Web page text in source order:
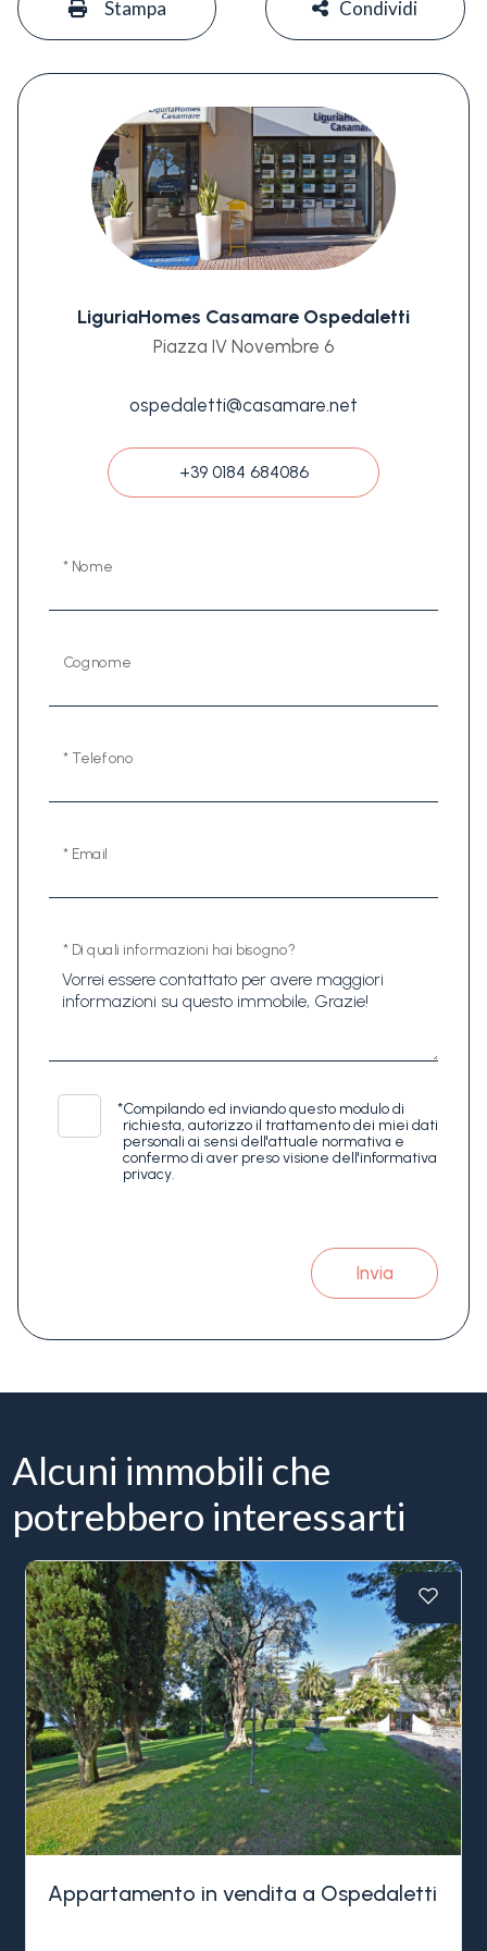
Stampa Condividi
LiguriaHomes Casamare Ospedaletti
Piazza IV Novembre 6
ospedaletti@casamare.net
+39 0184 684086
* Nome
Cognome
* Telefono
* Email
* Di quali informazioni hai bisogno?
*Compilando ed inviando questo modulo di
richiesta, autorizzo il trattamento dei miei dati
personali ai sensi dell'attuale normativa e
confermo di aver preso visione dell'informativa
privacy.
Invia
Alcuni immobili che
potrebbero interessarti
Appartamento in vendita a Ospedaletti